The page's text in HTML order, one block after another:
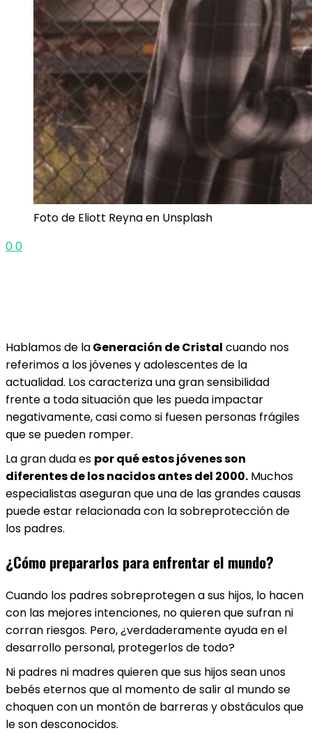
Foto de Eliott Reyna en Unsplash
00
Hablamos de laGeneración de Cristal cuando nos
referimos a los jóvenes y adolescentes de la
actualidad. Los caracteriza una gran sensibilidad
frente a toda situación que les pueda impactar
negativamente, casi como si fuesen personas frágiles
que se pueden romper.
La gran duda es por qué estos jóvenes son
diferentes de los nacidos antes del 2000. Muchos
especialistas aseguran que una de las grandes causas
puede estar relacionada con la sobreprotección de
los padres.
¿Cómo prepararlos para enfrentar el mundo?
Cuando los padres sobreprotegen a sus hijos, lo hacen
con las mejores intenciones, no quieren que sufran ni
corran riesgos. Pero, ¿verdaderamente ayuda en el
desarrollo personal, protegerlos de todo?
Ni padres ni madres quieren que sus hijos sean unos
bebés eternos que al momento de salir al mundo se
choquen con un montón de barreras y obstáculos que
le son desconocidos.